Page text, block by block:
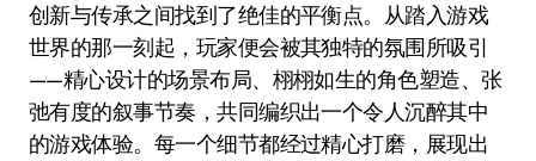
创新与传承之间找到了绝佳的平衡点。从踏入游戏
世界的那一刻起，玩家便会被其独特的氛围所吸引
——精心设计的场景布局、栩栩如生的角色塑造、张
弛有度的叙事节奏，共同编织出一个令人沉醉其中
的游戏体验。每一个细节都经过精心打磨，展现出